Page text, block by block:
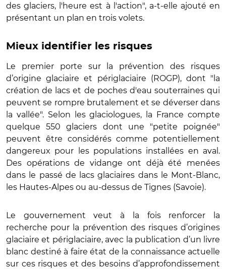
des glaciers, l'heure est à l'action", a-t-elle ajouté en
présentant un plan en trois volets.
Mieux identifier les risques
Le premier porte sur la prévention des risques
d’origine glaciaire et périglaciaire (ROGP), dont "la
création de lacs et de poches d'eau souterraines qui
peuvent se rompre brutalement et se déverser dans
la vallée". Selon les glaciologues, la France compte
quelque 550 glaciers dont une "petite poignée"
peuvent être considérés comme potentiellement
dangereux pour les populations installées en aval.
Des opérations de vidange ont déjà été menées
dans le passé de lacs glaciaires dans le Mont-Blanc,
les Hautes-Alpes ou au-dessus de Tignes (Savoie).
Le gouvernement veut à la fois renforcer la
recherche pour la prévention des risques d’origines
glaciaire et périglaciaire, avec la publication d’un livre
blanc destiné à faire état de la connaissance actuelle
sur ces risques et des besoins d’approfondissement